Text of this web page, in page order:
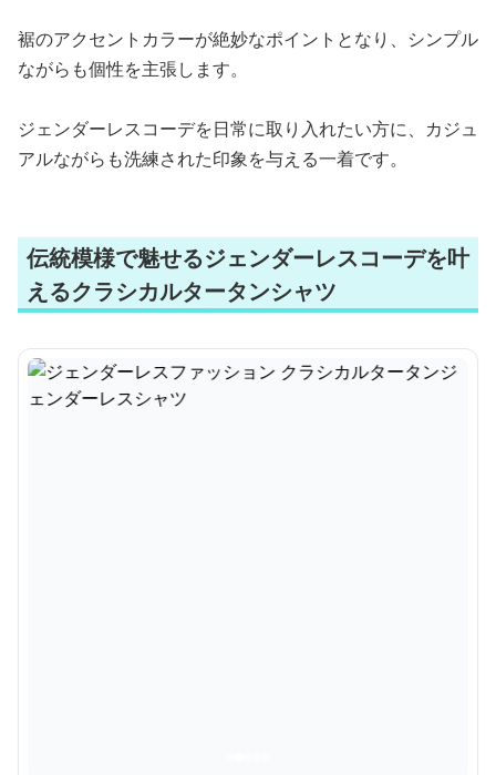
裾のアクセントカラーが絶妙なポイントとなり、シンプル
ながらも個性を主張します。
ジェンダーレスコーデを日常に取り入れたい方に、カジュ
アルながらも洗練された印象を与える一着です。
伝統模様で魅せるジェンダーレスコーデを叶
えるクラシカルタータンシャツ